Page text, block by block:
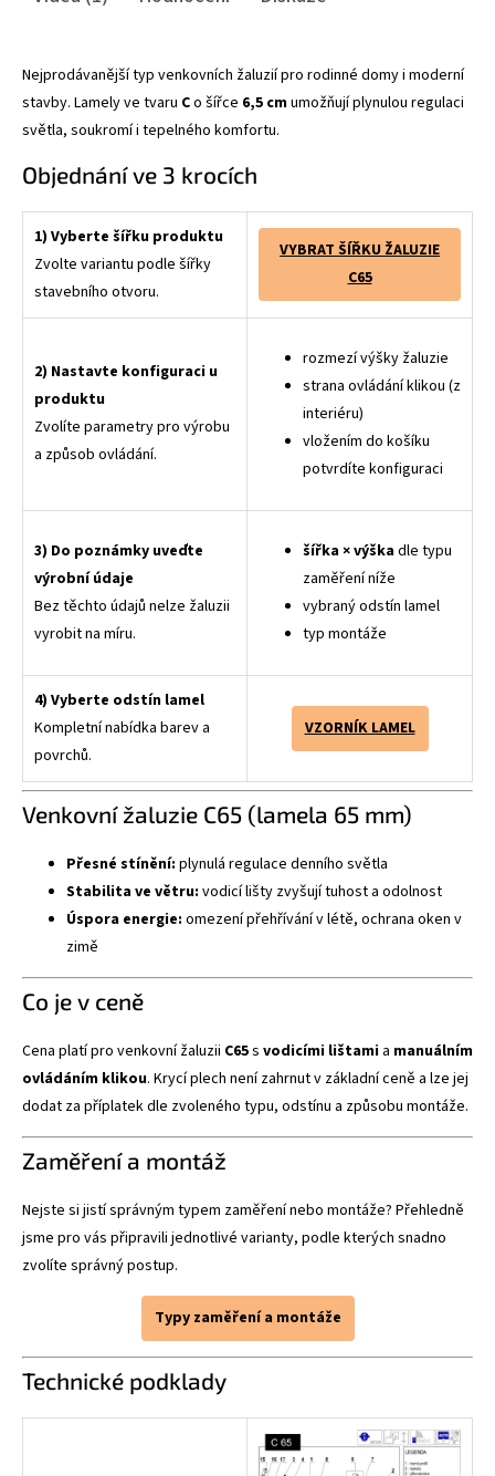
Nejprodávanější typ venkovních žaluzií pro rodinné domy i moderní
stavby. Lamely ve tvaru Co šířce 6,5 cmumožňují plynulou regulaci
světla, soukromí i tepelného komfortu.
Objednání ve 3 krocích
1) Vyberte šířku produktu
Zvolte variantu podle šířky
stavebního otvoru.
VYBRAT ŠÍŘKU ŽALUZIE
C65
2) Nastavte konfiguraci u
produktu
Zvolíte parametry pro výrobu
a způsob ovládání.
rozmezí výšky žaluzie
strana ovládání klikou (z
interiéru)
vložením do košíku
potvrdíte konfiguraci
3) Do poznámky uveďte
výrobní údaje
Bez těchto údajů nelze žaluzii
vyrobit na míru.
šířka × výškadle typu
zaměření níže
vybraný odstín lamel
typ montáže
4) Vyberte odstín lamel
Kompletní nabídka barev a
povrchů.
VZORNÍK LAMEL
Venkovní žaluzie C65 (lamela 65 mm)
Přesné stínění: plynulá regulace denního světla
Stabilita ve větru: vodicí lišty zvyšují tuhost a odolnost
Úspora energie: omezení přehřívání v létě, ochrana oken v
zimě
Co je v ceně
Cena platí pro venkovní žaluzii C65s vodicími lištami a manuálním
ovládáním klikou. Krycí plech není zahrnut v základní ceně a lze jej
dodat za příplatek dle zvoleného typu, odstínu a způsobu montáže.
Zaměření a montáž
Nejste si jistí správným typem zaměření nebo montáže? Přehledně
jsme pro vás připravili jednotlivé varianty, podle kterých snadno
zvolíte správný postup.
Typy zaměření a montáže
Technické podklady